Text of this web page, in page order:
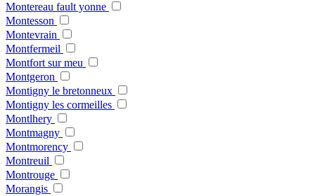
Montereau fault yonne
Montesson
Montevrain
Montfermeil
Montfort sur meu
Montgeron
Montigny le bretonneux
Montigny les cormeilles
Montlhery
Montmagny
Montmorency
Montreuil
Montrouge
Morangis